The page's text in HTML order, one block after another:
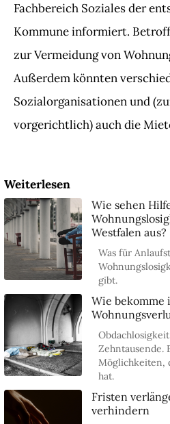
Fachbereich Soziales der
Kommune informiert.
zur Vermeidung von
Außerdem könnten
Sozialorganisationen und
vorgerichtlich) auch die
Weiterlesen
Wie sehen
Westfalen aus?
Was für
gibt.
Wie bekomme
Zehntausende.
Möglichkeiten,
hat.
Fristen
verhindern